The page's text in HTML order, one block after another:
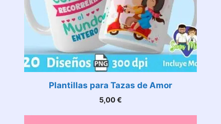
Plantillas para Tazas de Amor
5,00€